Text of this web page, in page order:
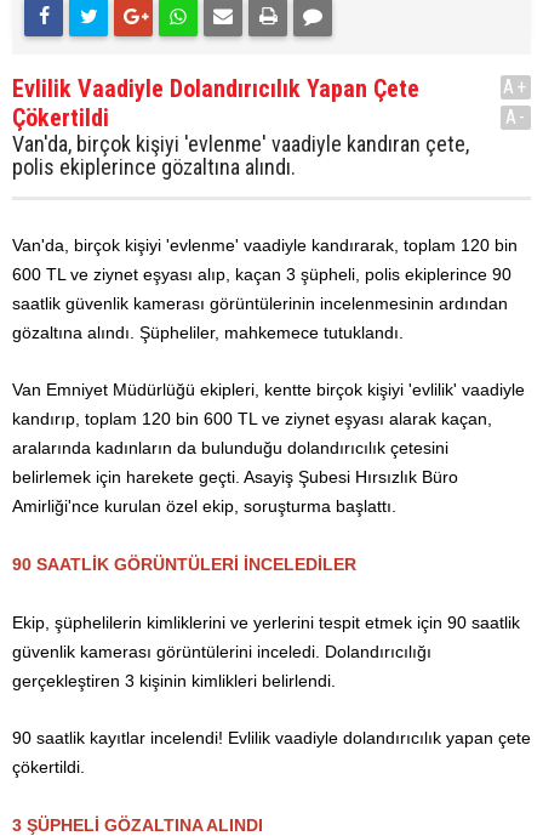
Evlilik Vaadiyle Dolandırıcılık Yapan Çete
Çökertildi
Van'da, birçok kişiyi 'evlenme' vaadiyle kandıran çete,
polis ekiplerince gözaltına alındı.
A+
A-
Van'da, birçok kişiyi 'evlenme' vaadiyle kandırarak, toplam 120 bin
600 TL ve ziynet eşyası alıp, kaçan 3 şüpheli, polis ekiplerince 90
saatlik güvenlik kamerası görüntülerinin incelenmesinin ardından
gözaltına alındı. Şüpheliler, mahkemece tutuklandı.
Van Emniyet Müdürlüğü ekipleri, kentte birçok kişiyi 'evlilik' vaadiyle
kandırıp, toplam 120 bin 600 TL ve ziynet eşyası alarak kaçan,
aralarında kadınların da bulunduğu dolandırıcılık çetesini
belirlemek için harekete geçti. Asayiş Şubesi Hırsızlık Büro
Amirliği'nce kurulan özel ekip, soruşturma başlattı.
90 SAATLİK GÖRÜNTÜLERİ İNCELEDİLER
Ekip, şüphelilerin kimliklerini ve yerlerini tespit etmek için 90 saatlik
güvenlik kamerası görüntülerini inceledi. Dolandırıcılığı
gerçekleştiren 3 kişinin kimlikleri belirlendi.
90 saatlik kayıtlar incelendi! Evlilik vaadiyle dolandırıcılık yapan çete
çökertildi.
3 ŞÜPHELİ GÖZALTINA ALINDI